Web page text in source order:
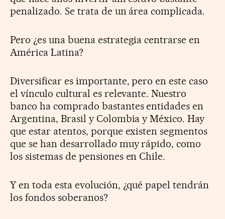
penalizado. Se trata de un área complicada.
Pero ¿es una buena estrategia centrarse en
América Latina?
Diversificar es importante, pero en este caso
el vínculo cultural es relevante. Nuestro
banco ha comprado bastantes entidades en
Argentina, Brasil y Colombia y México. Hay
que estar atentos, porque existen segmentos
que se han desarrollado muy rápido, como
los sistemas de pensiones en Chile.
Y en toda esta evolución, ¿qué papel tendrán
los fondos soberanos?